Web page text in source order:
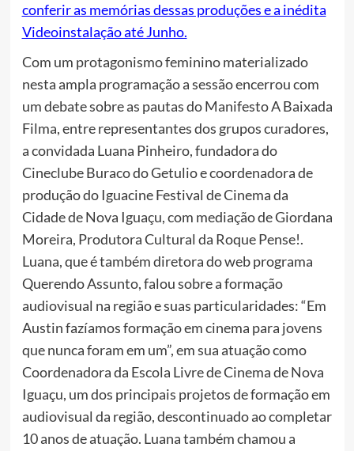
conferir as memórias dessas produções e a inédita
Videoinstalação até Junho.
Com um protagonismo feminino materializado
nesta ampla programação a sessão encerrou com
um debate sobre as pautas do Manifesto A Baixada
Filma, entre representantes dos grupos curadores,
a convidada Luana Pinheiro, fundadora do
Cineclube Buraco do Getulio e coordenadora de
produção do Iguacine Festival de Cinema da
Cidade de Nova Iguaçu, com mediação de Giordana
Moreira, Produtora Cultural da Roque Pense!.
Luana, que é também diretora do web programa
Querendo Assunto, falou sobre a formação
audiovisual na região e suas particularidades: “Em
Austin fazíamos formação em cinema para jovens
que nunca foram em um”, em sua atuação como
Coordenadora da Escola Livre de Cinema de Nova
Iguaçu, um dos principais projetos de formação em
audiovisual da região, descontinuado ao completar
10 anos de atuação. Luana também chamou a